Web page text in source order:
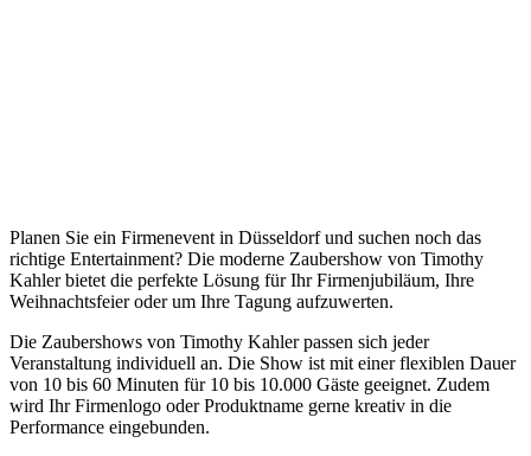
Planen Sie ein Firmenevent in Düsseldorf und suchen noch das
richtige Entertainment? Die moderne Zaubershow von Timothy
Kahler bietet die perfekte Lösung für Ihr Firmenjubiläum, Ihre
Weihnachtsfeier oder um Ihre Tagung aufzuwerten.
Die Zaubershows von Timothy Kahler passen sich jeder
Veranstaltung individuell an. Die Show ist mit einer flexiblen Dauer
von 10 bis 60 Minuten für 10 bis 10.000 Gäste geeignet. Zudem
wird Ihr Firmenlogo oder Produktname gerne kreativ in die
Performance eingebunden.